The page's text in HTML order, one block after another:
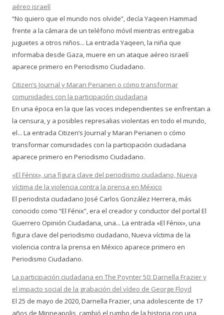
aéreo israelí
“No quiero que el mundo nos olvide”, decía Yaqeen Hammad
frente a la cámara de un teléfono móvil mientras entregaba
juguetes a otros niños... La entrada Yaqeen, la niña que
informaba desde Gaza, muere en un ataque aéreo israelí
aparece primero en Periodismo Ciudadano.
Citizen’s Journal y Maran Perianen o cómo transformar
comunidades con la participación ciudadana
En una época en la que las voces independientes se enfrentan a
la censura, y a posibles represalias violentas en todo el mundo,
el... La entrada Citizen’s Journal y Maran Perianen o cómo
transformar comunidades con la participación ciudadana
aparece primero en Periodismo Ciudadano.
«El Fénix», una figura clave del periodismo ciudadano, Nueva
víctima de la violencia contra la prensa en México
El periodista ciudadano José Carlos González Herrera, más
conocido como “El Fénix”, era el creador y conductor del portal El
Guerrero Opinión Ciudadana, una... La entrada «El Fénix», una
figura clave del periodismo ciudadano, Nueva víctima de la
violencia contra la prensa en México aparece primero en
Periodismo Ciudadano.
La participación ciudadana en The Poynter 50: Darnella Frazier y
el impacto social de la grabación del vídeo de George Floyd
El 25 de mayo de 2020, Darnella Frazier, una adolescente de 17
años de Minneapolis, cambió el rumbo de la historia con una